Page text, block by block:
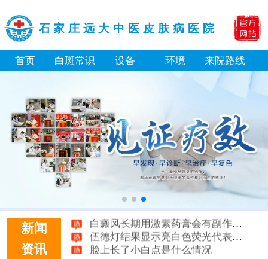
石家庄远大中医皮肤病医院
首页 白斑常识 设备 环境 来院路线
新闻
资讯
补骨脂泡酒真能治白癜风吗 有没有副作用
伍德灯下白斑比肉眼看到的更大正常吗
儿童下巴长小白点是什么原因
芦可替尼和他克莫司哪个治白癜风好
皮肤ct检测白斑对治疗有什么作用
白斑摸着光滑边界清晰有可能是哪种皮肤病
白癜风长期用激素药膏会有副作用吗
伍德灯结果显示亮白色荧光代表什么意思
脸上长了小白点是什么情况
白癜风用芦可替尼乳膏多久能恢复正常色